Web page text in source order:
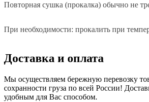
Повторная сушка (прокалка) обычно не
При необходимости: прокалить при
Доставка и оплата
Мы осуществляем бережную перевозку
сохранности груза по всей России!
удобным для Вас способом.